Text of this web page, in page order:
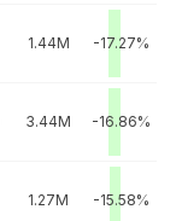
1.44M -17.27%
3.44M -16.86%
1.27M -15.58%